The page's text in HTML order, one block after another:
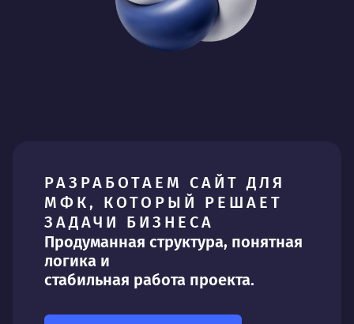
РАЗРАБОТАЕМ САЙТ ДЛЯ
МФК, КОТОРЫЙ РЕШАЕТ
ЗАДАЧИ БИЗНЕСА
Продуманная структура, понятная
логика и
стабильная работа проекта.